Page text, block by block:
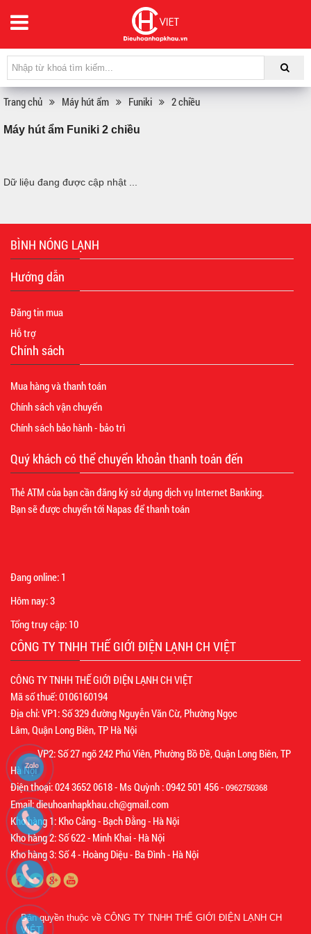
Trang chủ Máy hút ẩm Funiki 2 chiều
Máy hút ẩm Funiki 2 chiều
Dữ liệu đang được cập nhật ...
BÌNH NÓNG LẠNH
Hướng dẫn
Đăng tin mua
Hỗ trợ
Chính sách
Mua hàng và thanh toán
Chính sách vận chuyển
Chính sách bảo hành - bảo trì
Quý khách có thể chuyển khoản thanh toán đến
Thẻ ATM của bạn cần đăng ký sử dụng dịch vụ Internet Banking.
Bạn sẽ được chuyển tới Napas để thanh toán
Đang online: 1
Hôm nay:3
Tổng truy cập: 10
CÔNG TY TNHH THẾ GIỚI ĐIỆN LẠNH CH VIỆT
CÔNG TY TNHH THẾ GIỚI ĐIỆN LẠNH CH VIỆT
Mã số thuế: 0106160194
Địa chỉ: VP1: Số 329 đường Nguyễn Văn Cừ, Phường Ngọc
Lâm, Quận Long Biên, TP Hà Nội
VP2: Số 27 ngõ 242 Phú Viên, Phường Bồ Đề, Quận Long Biên, TP
Hà Nội
Điện thoại: 024 3652 0618 - Ms Quỳnh : 0942 501 456 -0962750368
Email: dieuhoanhapkhau.ch@gmail.com
Kho hàng 1: Kho Cảng - Bạch Đằng - Hà Nội
Kho hàng 2: Số 622 - Minh Khai - Hà Nội
Kho hàng 3: Số 4 - Hoàng Diệu - Ba Đình - Hà Nội
Bản quyền thuộc về CÔNG TY TNHH THẾ GIỚI ĐIỆN LẠNH CH
VIỆT